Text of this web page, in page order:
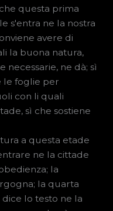
questa prima
s'entra ne la nostra
avere di
la buona natura,
necessarie, ne dà; sì
le foglie per
con li quali
sì che sostiene
a questa etade
ne la cittade
la
la quarta
lo testo ne la